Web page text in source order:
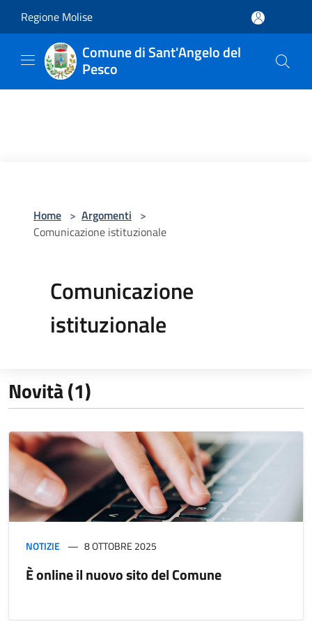
Regione Molise
Comune di Sant'Angelo del
Pesco
Home > Argomenti >
Comunicazione istituzionale
Comunicazione
istituzionale
Novità (1)
NOTIZIE 8 OTTOBRE 2025
È online il nuovo sito del Comune